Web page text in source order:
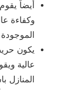
أيضاً
وكفاءة
يكون
عالية
المنازل